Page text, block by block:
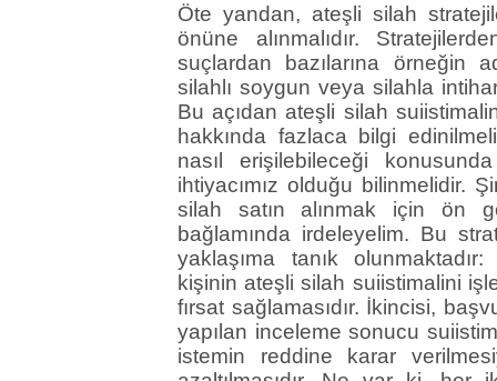
Öte yandan, ateşli silah
önüne alınmalıdır.
suçlardan bazılarına örneğin
silahlı soygun veya silahla
Bu açıdan ateşli silah
hakkında fazlaca bilgi
nasıl erişilebileceği
ihtiyacımız olduğu bilinmelidir.
silah satın alınmak için ön
bağlamında irdeleyelim. Bu
yaklaşıma tanık
kişinin ateşli silah suiistimalini
fırsat sağlamasıdır. İkincisi,
yapılan inceleme sonucu
istemin reddine karar